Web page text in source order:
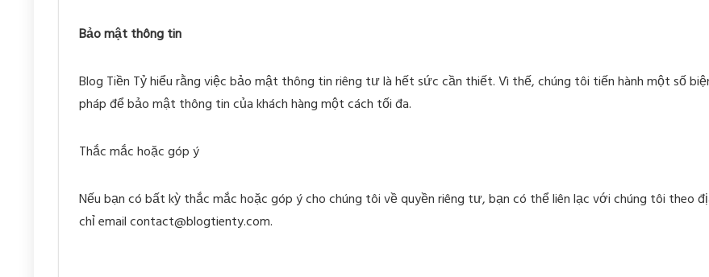
Bảo mật thông tin
Blog Tiền Tỷ hiểu rằng việc bảo mật thông tin riêng tư là hết sức cần thiết. Vì thế, chúng tôi tiến hành một số
pháp để bảo mật thông tin của khách hàng một cách tối đa.
Thắc mắc hoặc góp ý
Nếu bạn có bất kỳ thắc mắc hoặc góp ý cho chúng tôi về quyền riêng tư, bạn có thể liên lạc với chúng tôi theo
chỉ email contact@blogtienty.com.